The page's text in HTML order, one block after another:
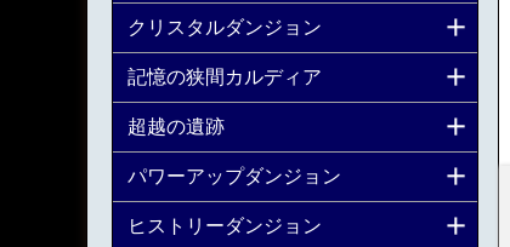
クリスタルダンジョン
記憶の狭間カルディア
超越の遺跡
パワーアップダンジョン
ヒストリーダンジョン